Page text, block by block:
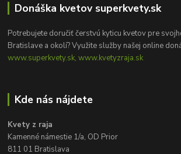
Donáška kvetov superkvety.sk
Potrebujete doručiť čerstvú kyticu kvetov pre
Bratislave a okolí? Využite služby našej online
www.superkvety.sk, www.kvetyzraja.sk
Kde nás nájdete
Kvety z raja
Kamenné námestie 1/a, OD Prior
811 01 Bratislava